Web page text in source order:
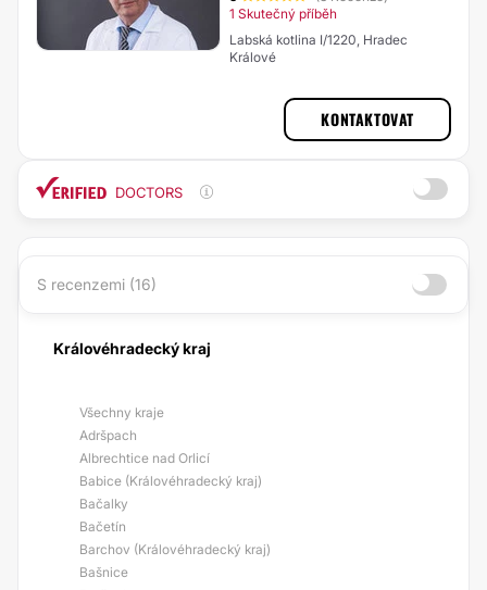
1 Skutečný příběh
Labská kotlina I/1220, Hradec
Králové
KONTAKTOVAT
DOCTORS
S recenzemi (16)
Královéhradecký kraj
Všechny kraje
Adršpach
Albrechtice nad Orlicí
Babice (Královéhradecký kraj)
Bačalky
Bačetín
Barchov (Královéhradecký kraj)
Bašnice